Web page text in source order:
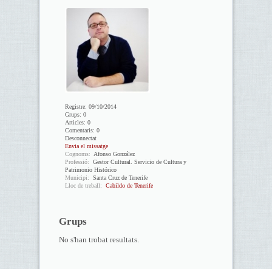
Registre: 09/10/2014
Grups: 0
Articles: 0
Comentaris: 0
Desconnectat
Envia el missatge
Cognoms:
Afonso González
Professió:
Gestor Cultural. Servicio de Cultura y
Patrimonio Histórico
Municipi:
Santa Cruz de Tenerife
Lloc de treball:
Cabildo de Tenerife
Grups
No s'han trobat resultats.